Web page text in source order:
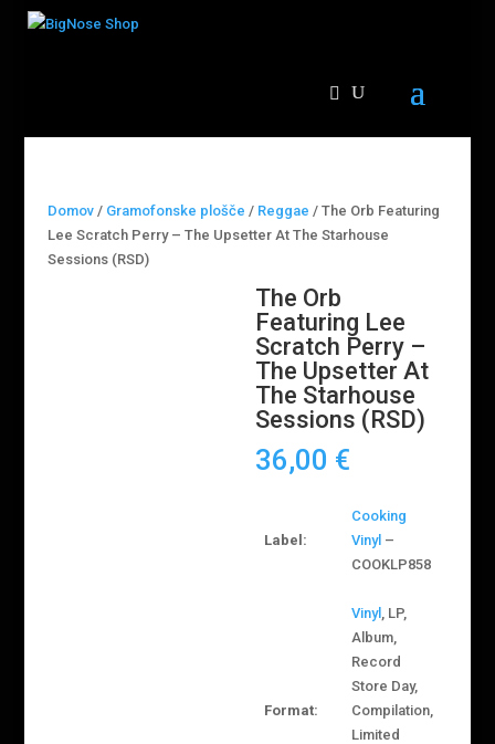
Domov/ Gramofonske plošče / Reggae / The Orb Featuring
Lee Scratch Perry – The Upsetter At The Starhouse
Sessions (RSD)
The Orb
Featuring Lee
Scratch Perry –
The Upsetter At
The Starhouse
Sessions (RSD)
36,00 €
Label:
Cooking
Vinyl –
COOKLP858
Format:
Vinyl , LP,
Album,
Record
Store Day,
Compilation,
Limited